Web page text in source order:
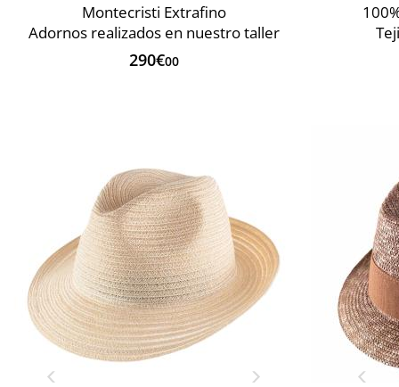
Montecristi Extrafino
Adornos realizados en nuestro taller
290€00